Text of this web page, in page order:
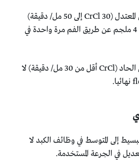
في حالة الضعف الكلوي المعتدل (CrCl 30 إلى 50 مل/ دقيقة)
ينصح تقليل الجرعة الى 4 ملجم عن طريق الفم مرة واحدة في
في حالة الضعف الكلوي الحاد (CrCl أقل من 30 مل/ دقيقة) لا
إلى المتوسط في وظائف الكبد لا
في الجرعة المستخدمة.